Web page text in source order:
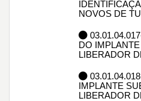
NOVOS DE
DO
LIBERADOR
IMPLANTE
LIBERADOR